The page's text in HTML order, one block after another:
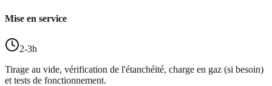
Mise en service
2-3h
Tirage au vide, vérification de l'étanchéité, charge en gaz (si besoin)
et tests de fonctionnement.